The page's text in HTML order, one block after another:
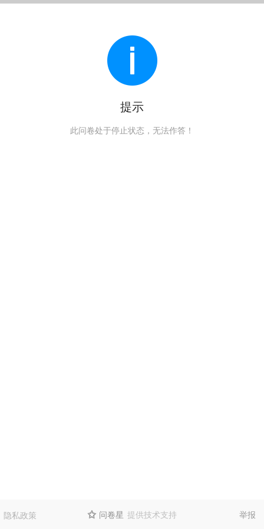
提示
此问卷处于停止状态，无法作答！
隐私政策  问卷星 提供技术支持 举报